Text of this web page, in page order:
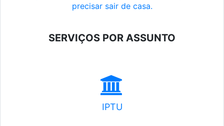
precisar sair de casa.
SERVIÇOS POR ASSUNTO
IPTU